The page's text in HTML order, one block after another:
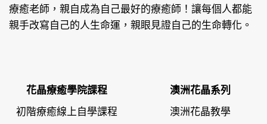
療癒老師，親自成為自己最好的療癒師！讓每個人都能
親手改寫自己的人生命運，親眼見證自己的生命轉化。
花晶療癒學院課程
初階療癒線上自學課程
澳洲花晶系列
澳洲花晶教學